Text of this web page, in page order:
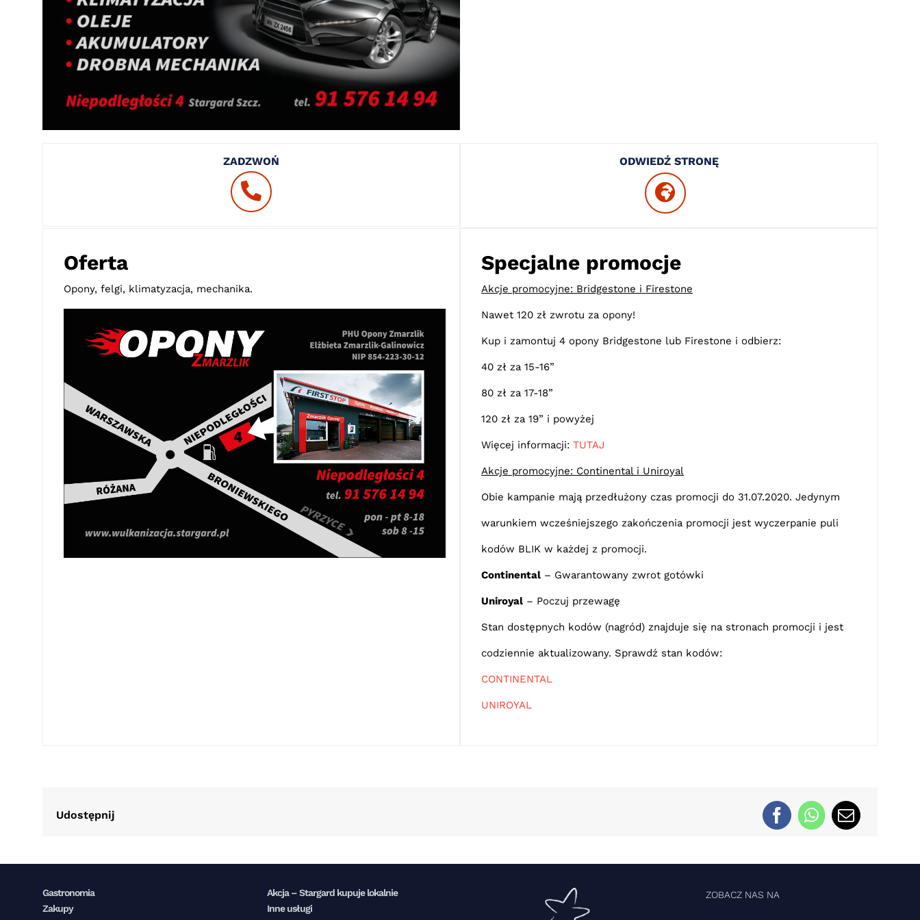
ZADZWOŃ ODWIEDŹ STRONĘ
Oferta
Opony, felgi, klimatyzacja, mechanika.
Specjalne promocje
Akcje promocyjne: Bridgestone i Firestone
Nawet 120 zł zwrotu za opony!
Kup i zamontuj 4 opony Bridgestone lub Firestone i odbierz:
40 zł za 15-16”
80 zł za 17-18”
120 zł za 19” i powyżej
Więcej informacji: TUTAJ
Akcje promocyjne: Continental i Uniroyal
Obie kampanie mają przedłużony czas promocji do 31.07.2020. Jedynym
warunkiem wcześniejszego zakończenia promocji jest wyczerpanie puli
kodów BLIK w każdej z promocji.
Continental – Gwarantowany zwrot gotówki
Uniroyal – Poczuj przewagę
Stan dostępnych kodów (nagród) znajduje się na stronach promocji i jest
codziennie aktualizowany. Sprawdź stan kodów:
CONTINENTAL
UNIROYAL
Udostępnij
Gastronomia
Zakupy
Akcja – Stargard kupuje lokalnie
Inne usługi
ZOBACZ NAS NA